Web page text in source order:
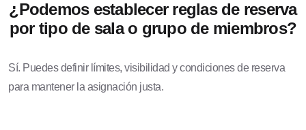
¿Podemos establecer reglas de reserva
por tipo de sala o grupo de miembros?
Sí. Puedes definir límites, visibilidad y condiciones de reserva
para mantener la asignación justa.